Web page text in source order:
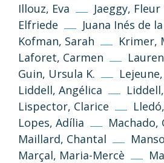
Illouz, Eva
Jaeggy, Fleur
Elfriede
Juana Inés de
Kofman, Sarah
Krimer,
Laforet, Carmen
Guin, Ursula K.
Liddell, Angélica
Lispector, Clarice
Lopes, Adília
Machado,
Maillard, Chantal
Marçal, Maria-Mercè
(CC-BY-NC-SA 3.0)
Si no s’indica altra cosa,
d’aquest web es publiquen
Creative Commons 3.0 de
NoComercial-
3.0)